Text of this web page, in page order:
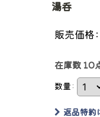
湯呑
販売価格:
在庫数 10
数量 :
返品特約